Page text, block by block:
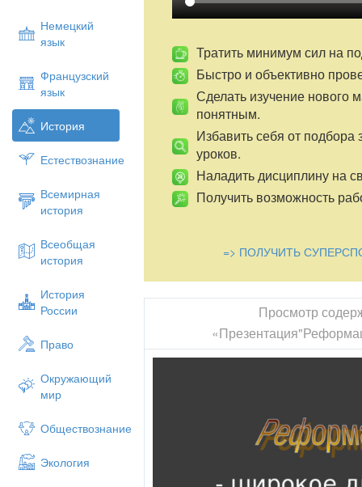
Немецкий
язык
Французский
язык
История
Естествознание
Всемирная
история
Всеобщая
история
История
России
Право
Окружающий
мир
Обществознание
Экология
Тратить минимум сил на
Быстро и объективно
Сделать изучение нового
понятным.
Избавить себя от подбора
уроков.
Наладить дисциплину на
Получить возможность
=> ПОЛУЧИТЬ
Просмотр